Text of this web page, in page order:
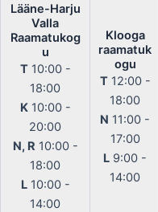
Lääne-Harju
Valla
Raamatukog
u
T10:00 -
18:00
K10:00 -
20:00
N, R 10:00 -
18:00
L10:00 -
14:00
Klooga
raamatuk
ogu
T12:00 -
18:00
N 11:00 -
17:00
L 9:00 -
14:00